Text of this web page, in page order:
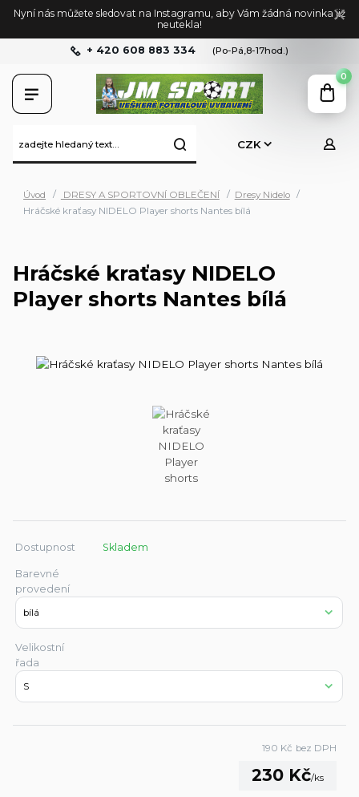
Nyní nás můžete sledovat na Instagramu, aby Vám žádná novinka již
neutekla!
CZK
+ 420 608 883 334 (Po-Pá,8-17hod.)
0
Úvod DRESY A SPORTOVNÍ OBLEČENÍ
Dresy Nidelo
Hráčské kraťasy NIDELO Player shorts Nantes bílá
Hráčské kraťasy NIDELO
Player shorts Nantes bílá
Dostupnost Skladem
Barevné
provedení
Velikostní
řada
230 Kč/ks
190 Kč bez DPH